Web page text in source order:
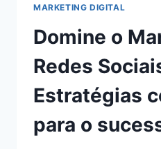
MARKETING DIGITAL
Domine o
Redes
Estratégias
para o